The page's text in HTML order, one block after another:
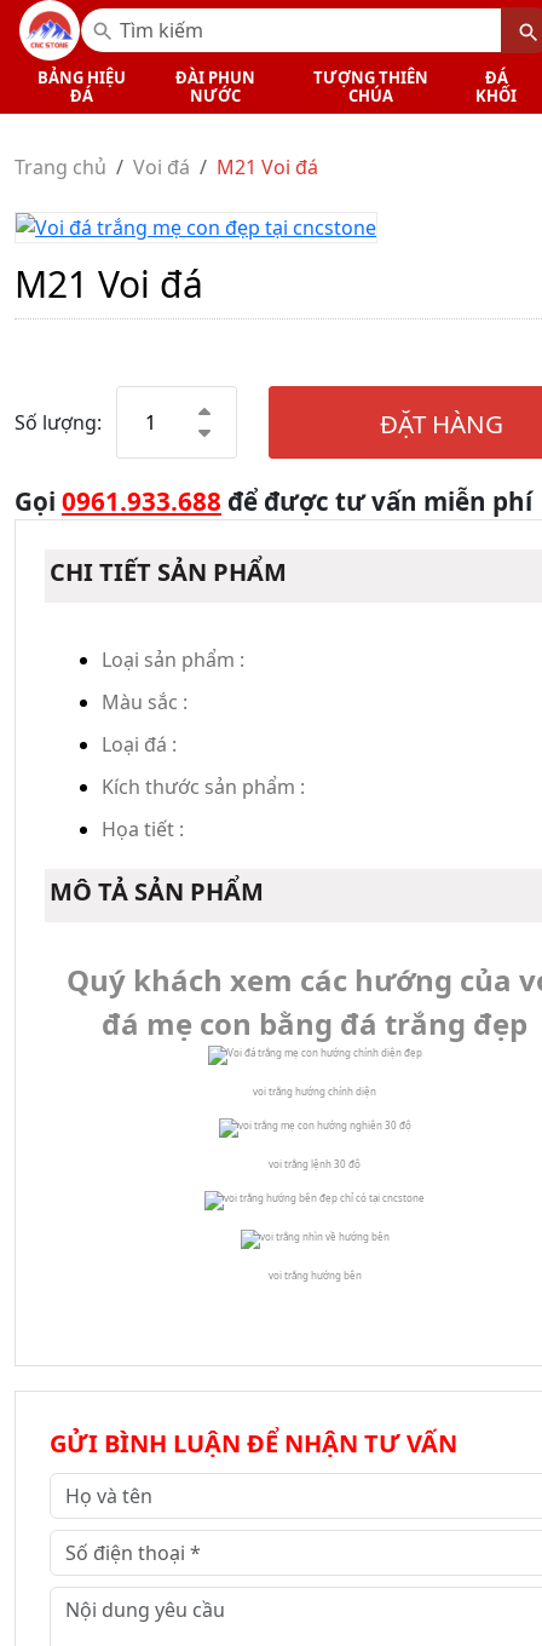
BẢNG HIỆU
ĐÁ
ĐÀI PHUN
NƯỚC
TƯỢNG THIÊN
CHÚA
ĐÁ
KHỐI
Trang chủ Voi đá M21 Voi đá
M21 Voi đá
Số lượng: ĐẶT HÀNG
Gọi 0961.933.688 để được tư vấn miễn phí
CHI TIẾT SẢN PHẨM
Loại sản phẩm :
Màu sắc :
Loại đá :
Kích thước sản phẩm :
Họa tiết :
MÔ TẢ SẢN PHẨM
Quý khách xem các hướng của
đá mẹ con bằng đá trắng đẹp
voi trắng hướng chính diện
voi trắng lệnh 30 độ
voi trắng hướng bên
GỬI BÌNH LUẬN ĐỂ NHẬN TƯ VẤN